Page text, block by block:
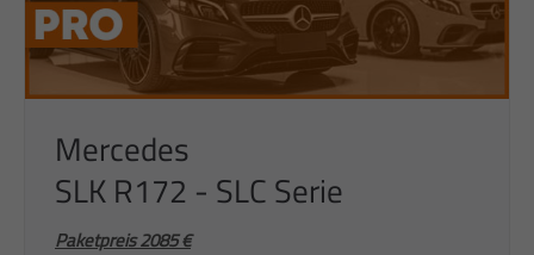
Mercedes
SLK R172 - SLC Serie
Paketpreis 2085€